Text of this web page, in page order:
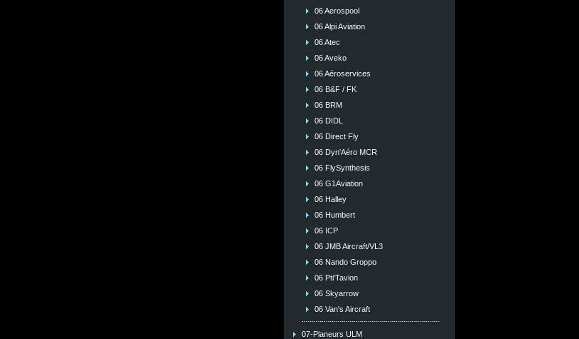
06 Aerospool
06 Alpi Aviation
06 Atec
06 Aveko
06 Aéroservices
06 B&F / FK
06 BRM
06 DIDL
06 Direct Fly
06 Dyn'Aéro MCR
06 FlySynthesis
06 G1Aviation
06 Halley
06 Humbert
06 ICP
06 JMB Aircraft/VL3
06 Nando Groppo
06 Pti'Tavion
06 Skyarrow
06 Van's Aircraft
07-Planeurs ULM